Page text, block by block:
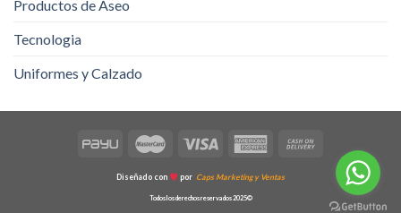
Productos de Aseo
Tecnologia
Uniformes y Calzado
Diseñado con por Caps Marketing y Ventas
Todos los derechos reservados 2025©